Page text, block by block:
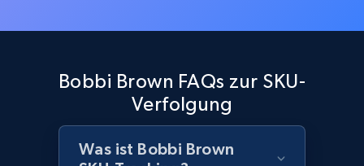
Currency, Discount, Initial price, and more.
1.1K+ Jetzt anfangen
Best Buy products - Collect data on
Bobbi Brown FAQs zur SKU-
Verfolgung
Was ist Bobbi Brown